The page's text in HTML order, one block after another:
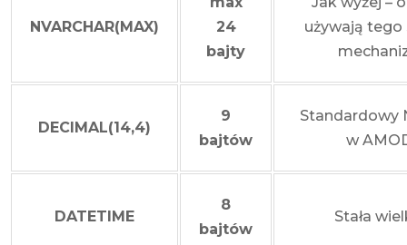
NVARCHAR(MAX)
24
bajty
używają
DECIMAL(14,4)
9
bajtów
Standardowy
w
DATETIME
8
bajtów
Stała